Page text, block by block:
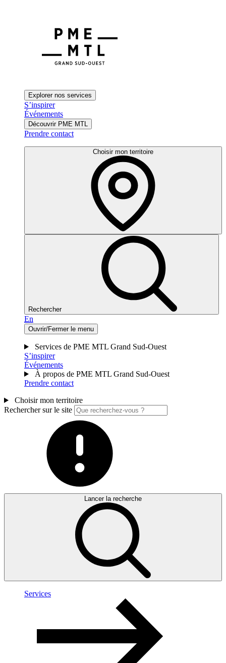
Explorer nos services
S’inspirer
Événements
Découvrir PME MTL
Prendre contact
Choisir mon territoire
Rechercher
En
Ouvrir/Fermer le menu
Services de PME MTL Grand Sud-Ouest
S’inspirer
Événements
À propos de PME MTL Grand Sud-Ouest
Prendre contact
Choisir mon territoire
Rechercher sur le site
Lancer la recherche
Services